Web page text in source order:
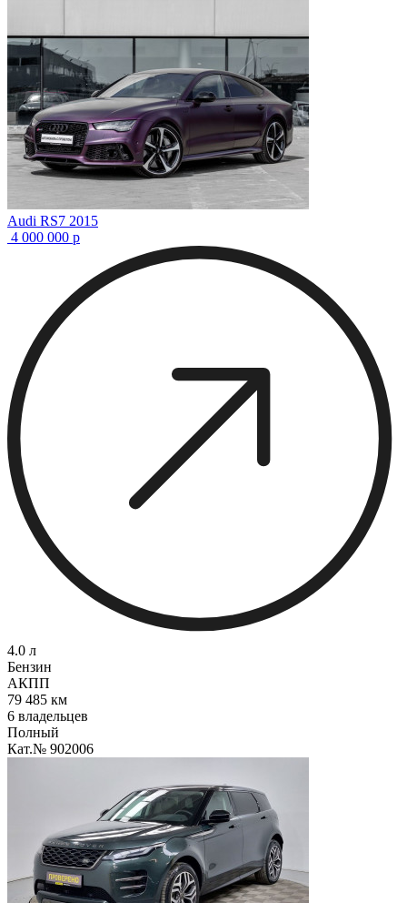
Audi RS7 2015
4 000 000 р
4.0 л
Бензин
АКПП
79 485 км
6 владельцев
Полный
Кат.№ 902006